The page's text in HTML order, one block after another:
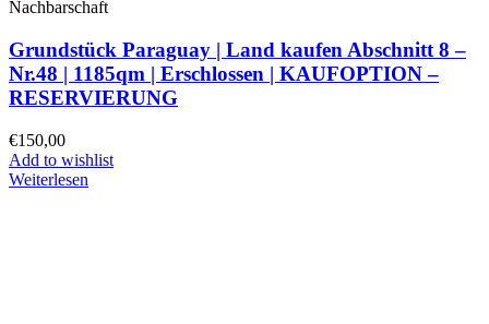
Grundstück Paraguay | Land kaufen Abschnitt 8 –
Nr.48 | 1185qm | Erschlossen | KAUFOPTION –
RESERVIERUNG
€150,00
Add to wishlist
Weiterlesen